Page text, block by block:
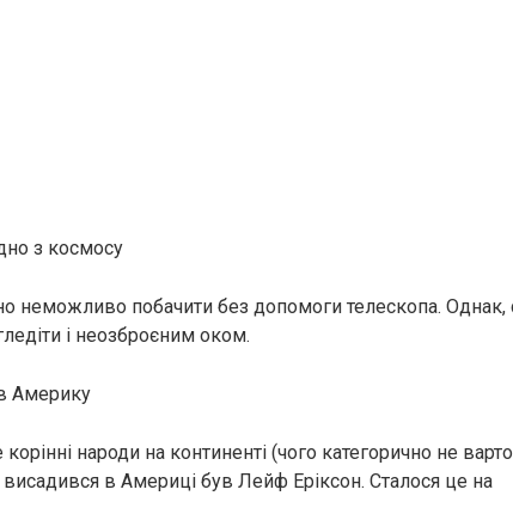
з космосу
неможливо побачити без допомоги телескопа. Однак,
і неозброєним оком.
Америку
народи на континенті (чого категорично не варто
в Америці був Лейф Еріксон. Сталося це на